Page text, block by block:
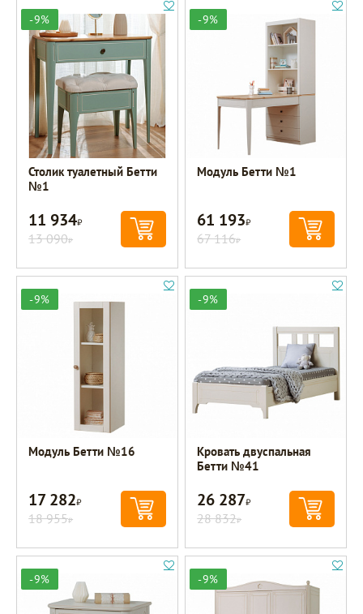
-9%
Столик туалетный Бетти
№1
11 934Р
13 090Р
-9%
Модуль Бетти №1
61 193Р
67 116Р
-9%
Модуль Бетти №16
17 282Р
18 955Р
-9%
Кровать двуспальная
Бетти №41
26 287Р
28 832Р
-9% -9%